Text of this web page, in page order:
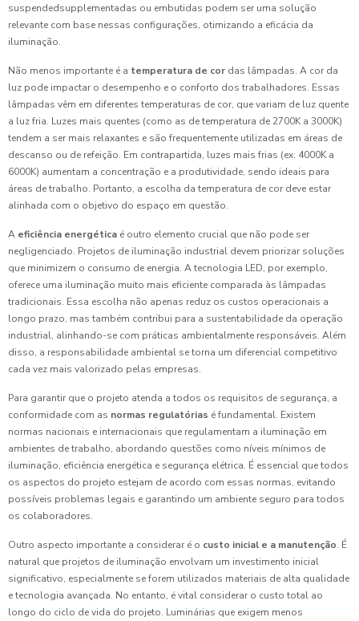
suspendedsupplementadas ou embutidas podem ser uma solução
relevante com base nessas configurações, otimizando a eficácia da
iluminação.
Não menos importante é a temperatura de cor das lâmpadas. A cor da
luz pode impactar o desempenho e o conforto dos trabalhadores. Essas
lâmpadas vêm em diferentes temperaturas de cor, que variam de luz quente
a luz fria. Luzes mais quentes (como as de temperatura de 2700K a 3000K)
tendem a ser mais relaxantes e são frequentemente utilizadas em áreas de
descanso ou de refeição. Em contrapartida, luzes mais frias (ex: 4000K a
6000K) aumentam a concentração e a produtividade, sendo ideais para
áreas de trabalho. Portanto, a escolha da temperatura de cor deve estar
alinhada com o objetivo do espaço em questão.
A eficiência energética é outro elemento crucial que não pode ser
negligenciado. Projetos de iluminação industrial devem priorizar soluções
que minimizem o consumo de energia. A tecnologia LED, por exemplo,
oferece uma iluminação muito mais eficiente comparada às lâmpadas
tradicionais. Essa escolha não apenas reduz os custos operacionais a
longo prazo, mas também contribui para a sustentabilidade da operação
industrial, alinhando-se com práticas ambientalmente responsáveis. Além
disso, a responsabilidade ambiental se torna um diferencial competitivo
cada vez mais valorizado pelas empresas.
Para garantir que o projeto atenda a todos os requisitos de segurança, a
conformidade com as normas regulatórias é fundamental. Existem
normas nacionais e internacionais que regulamentam a iluminação em
ambientes de trabalho, abordando questões como níveis mínimos de
iluminação, eficiência energética e segurança elétrica. É essencial que todos
os aspectos do projeto estejam de acordo com essas normas, evitando
possíveis problemas legais e garantindo um ambiente seguro para todos
os colaboradores.
Outro aspecto importante a considerar é o custo inicial e a manutenção. É
natural que projetos de iluminação envolvam um investimento inicial
significativo, especialmente se forem utilizados materiais de alta qualidade
e tecnologia avançada. No entanto, é vital considerar o custo total ao
longo do ciclo de vida do projeto. Luminárias que exigem menos